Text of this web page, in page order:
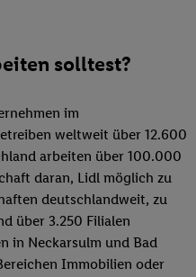
solltest?
im
weltweit über 12.600
arbeiten über 100.000
daran, Lidl möglich zu
deutschlandweit, zu
über 3.250 Filialen
in Neckarsulm und Bad
Immobilien oder